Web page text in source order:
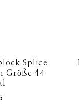
Splice
Größe 44